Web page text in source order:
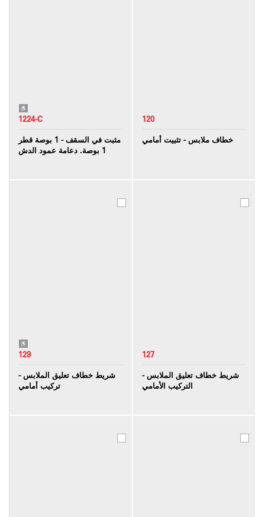
1224-C
مثبت في السقف - 1 بوصة قطر
1 بوصة. دعامة عمود الدش
120
خطاف ملابس - تثبيت أمامي
129
شريط خطاف تعليق الملابس -
تركيب أمامي
127
شريط خطاف تعليق الملابس -
التركيب الأمامي